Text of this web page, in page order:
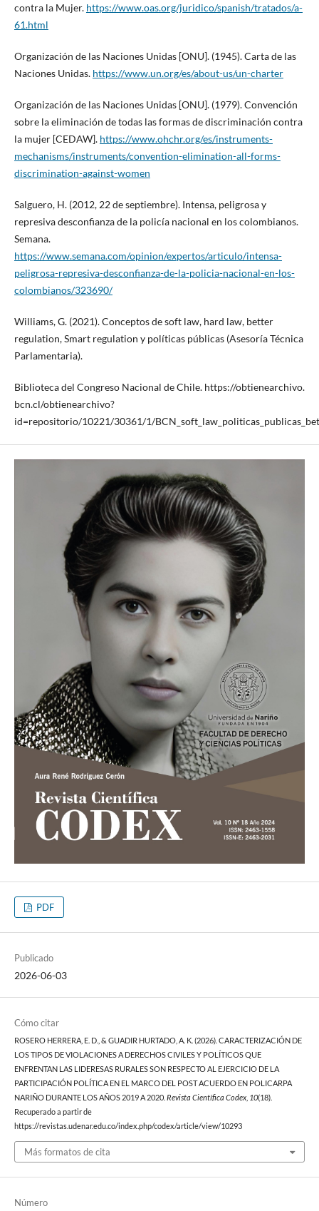
contra la Mujer. https://www.oas.org/juridico/spanish/tratados/a-
61.html
Organización de las Naciones Unidas [ONU]. (1945). Carta de las
Naciones Unidas. https://www.un.org/es/about-us/un-charter
Organización de las Naciones Unidas [ONU]. (1979). Convención
sobre la eliminación de todas las formas de discriminación contra
la mujer [CEDAW]. https://www.ohchr.org/es/instruments-
mechanisms/instruments/convention-elimination-all-forms-
discrimination-against-women
Salguero, H. (2012, 22 de septiembre). Intensa, peligrosa y
represiva desconfianza de la policía nacional en los colombianos.
Semana.
https://www.semana.com/opinion/expertos/articulo/intensa-
peligrosa-represiva-desconfianza-de-la-policia-nacional-en-los-
colombianos/323690/
Williams, G. (2021). Conceptos de soft law, hard law, better
regulation, Smart regulation y políticas públicas (Asesoría Técnica
Parlamentaria).
Biblioteca del Congreso Nacional de Chile. https://obtienearchivo.
bcn.cl/obtienearchivo?
id=repositorio/10221/30361/1/
PDF
Publicado
2026-06-03
Cómo citar
ROSERO HERRERA, E. D., & GUADIR HURTADO, A. K. (2026). CARACTERIZACIÓN DE
LOS TIPOS DE VIOLACIONES A DERECHOS CIVILES Y POLÍTICOS QUE
ENFRENTAN LAS LIDERESAS RURALES SON RESPECTO AL EJERCICIO DE LA
PARTICIPACIÓN POLÍTICA EN EL MARCO DEL POST ACUERDO EN POLICARPA
NARIÑO DURANTE LOS AÑOS 2019 A 2020. Revista Científica Codex, 10(18).
Recuperado a partir de
https://revistas.udenar.edu.co/index.php/codex/article/view/10293
Más formatos de cita
Número